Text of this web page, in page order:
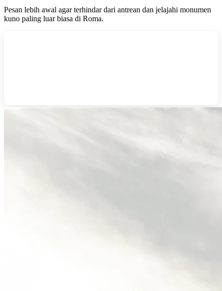
Pesan lebih awal agar terhindar dari antrean dan jelajahi monumen
kuno paling luar biasa di Roma.